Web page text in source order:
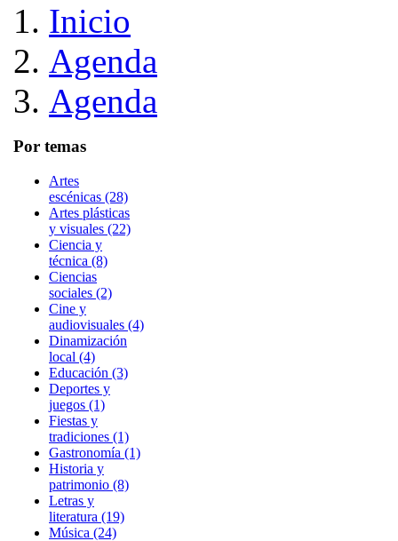
Inicio
Agenda
Agenda
Por temas
Artes
escénicas (28)
Artes plásticas
y visuales (22)
Ciencia y
técnica (8)
Ciencias
sociales (2)
Cine y
audiovisuales (4)
Dinamización
local (4)
Educación (3)
Deportes y
juegos (1)
Fiestas y
tradiciones (1)
Gastronomía (1)
Historia y
patrimonio (8)
Letras y
literatura (19)
Música (24)